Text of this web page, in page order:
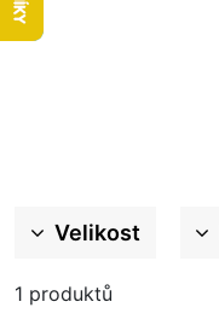
Velikost
1 produktů